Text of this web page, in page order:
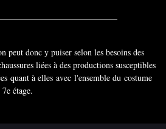
peut donc y puiser selon les besoins des
liées à des productions susceptibles
quant à elles avec l'ensemble du costume
étage.